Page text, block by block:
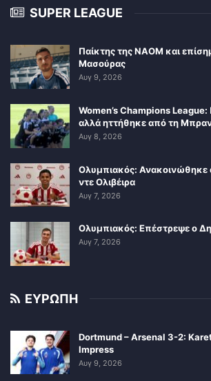
SUPER LEAGUE
Παίκτης της ΝΑΟΜ και
Μασούρας
Αυγ 9, 2026
Women’s Champions
αλλά ηττήθηκε από τη Μπραν
Αυγ 8, 2026
Ολυμπιακός: Ανακοινώθηκε
ντε Ολιβέιρα
Αυγ 7, 2026
Ολυμπιακός: Επέστρεψε ο
Αυγ 7, 2026
ΕΥΡΩΠΗ
Dortmund – Arsenal 3-2:
Impress
Αυγ 9, 2026